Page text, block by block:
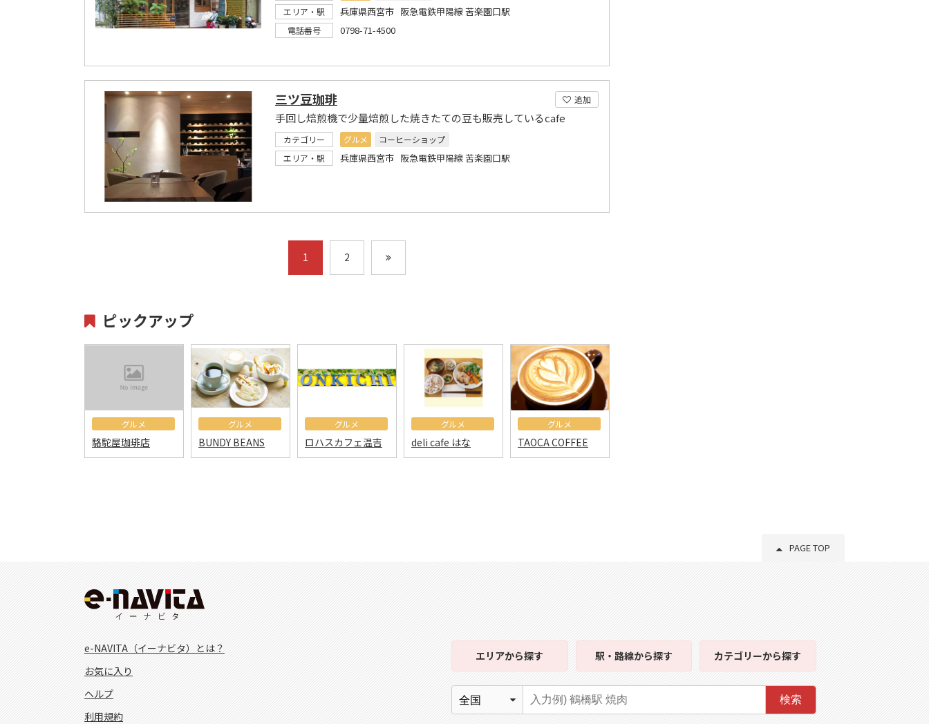
エリア・駅
兵庫県西宮市 阪急電鉄甲陽線 苦楽園口駅
電話番号 0798-71-4500
追加
三ツ豆珈琲
手回し焙煎機で少量焙煎した焼きたての豆も販売しているcafe
カテゴリー グルメ
コーヒーショップ
エリア・駅
兵庫県西宮市 阪急電鉄甲陽線 苦楽園口駅
1 2
ピックアップ
グルメ
駱駝屋珈琲店
グルメ
BUNDY BEANS
グルメ
ロハスカフェ温吉
グルメ
deli cafe はな
グルメ
TAOCA COFFEE
PAGE TOP
e-NAVITA（イーナビタ）とは？
お気に入り
ヘルプ
利用規約
エリアから探す 駅・路線から探す カテゴリーから探す
検索